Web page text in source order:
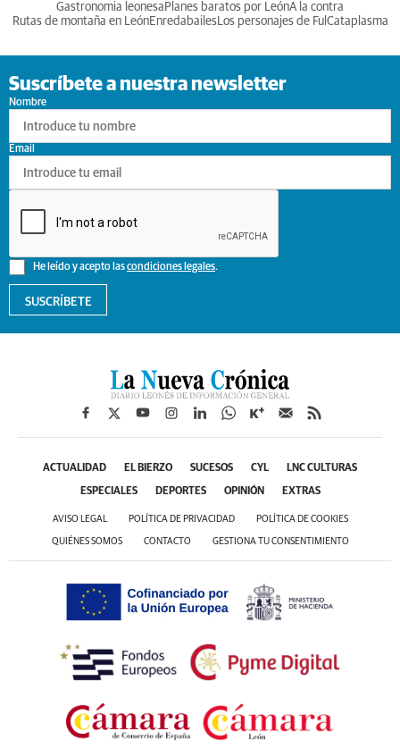
Gastronomia leonesa Planes baratos por LeónA la contra
Rutas de montaña en LeónEnredabailesLos personajes de Ful Cataplasma
Suscríbete a nuestra newsletter
Nombre
He leído y acepto lascondiciones legales.
Email
SUSCRÍBETE
ACTUALIDAD EL BIERZO SUCESOS CYL LNC CULTURAS
ESPECIALES DEPORTES OPINIÓN EXTRAS
AVISO LEGAL POLÍTICA DE PRIVACIDAD POLÍTICA DE COOKIES
QUIÉNES SOMOS CONTACTO GESTIONA TU CONSENTIMIENTO